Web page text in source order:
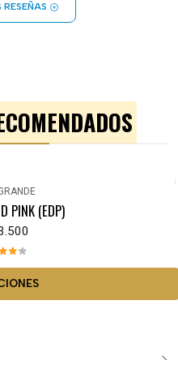
PINK (EDP)